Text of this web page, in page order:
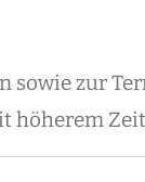
sowie zur
höherem